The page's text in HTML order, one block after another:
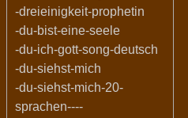
-dreieinigkeit-prophetin
-du-bist-eine-seele
-du-ich-gott-song-deutsch
-du-siehst-mich
-du-siehst-mich-20-
sprachen----